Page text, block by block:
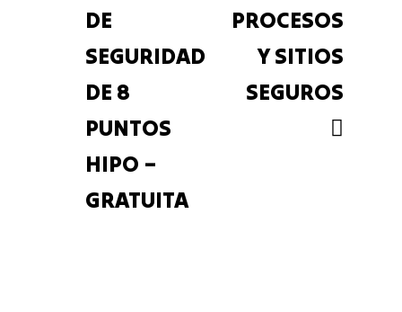
DE
SEGURIDAD
DE 8
PUNTOS
HIPO –
GRATUITA
PROCESOS
Y SITIOS
SEGUROS